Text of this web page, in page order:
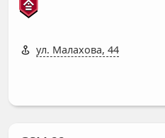
ул. Малахова, 44